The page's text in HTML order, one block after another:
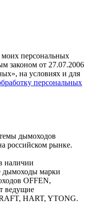
моих персональных
законом от 27.07.2006
на условиях и для
персональных
дымоходов
российском рынке.
наличии
дымоходы марки
OFFEN,
ведущие
HART, YTONG.